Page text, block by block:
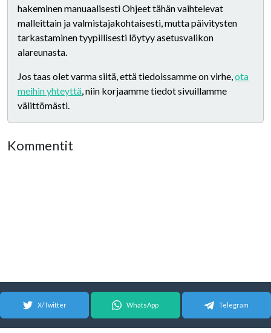
hakeminen manuaalisesti Ohjeet tähän vaihtelevat
malleittain ja valmistajakohtaisesti, mutta päivitysten
tarkastaminen tyypillisesti löytyy asetusvalikon
alareunasta.
Jos taas olet varma siitä, että tiedoissamme on virhe,ota
meihin yhteyttä, niin korjaamme tiedot sivuillamme
välittömästi.
Kommentit
X/Twitter WhatsApp Telegram